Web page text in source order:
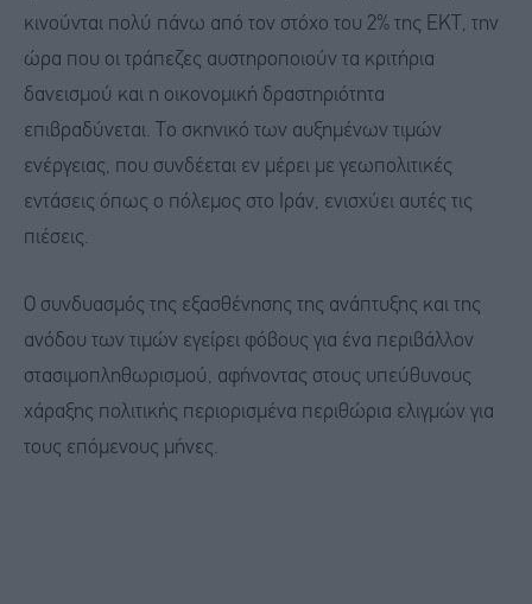
κινούνται πολύ πάνω από τον στόχο του 2% της ΕΚΤ, την
ώρα που οι τράπεζες αυστηροποιούν τα κριτήρια
δανεισμού και η οικονομική δραστηριότητα
επιβραδύνεται. Το σκηνικό των αυξημένων τιμών
ενέργειας, που συνδέεται εν μέρει με γεωπολιτικές
εντάσεις όπως ο πόλεμος στο Ιράν, ενισχύει αυτές τις
πιέσεις.
Ο συνδυασμός της εξασθένησης της ανάπτυξης και της
ανόδου των τιμών εγείρει φόβους για ένα περιβάλλον
στασιμοπληθωρισμού, αφήνοντας στους υπεύθυνους
χάραξης πολιτικής περιορισμένα περιθώρια ελιγμών για
τους επόμενους μήνες.